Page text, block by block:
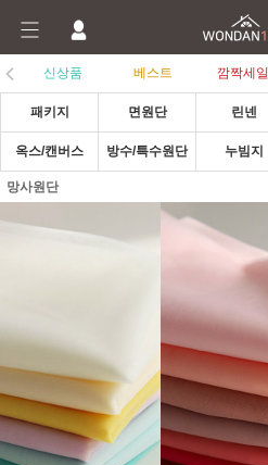
신상품 베스트 깜짝세일
패키지 면원단 린넨
옥스/캔버스 방수/특수원단 누빔지
망사원단